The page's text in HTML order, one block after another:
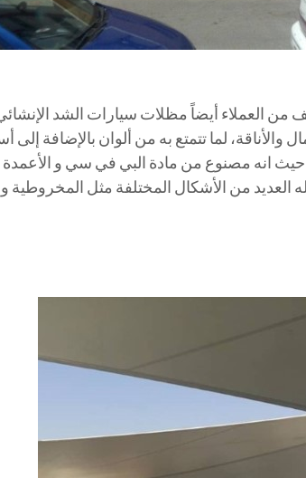
من العملاء أيضاً مظلات سيارات الشد
لما تتمتع به من ألوان بالإضافة إلى
حيث انه مصنوع من مادة البي في سي و
العديد من الأشكال المختلفة مثل المخروطية